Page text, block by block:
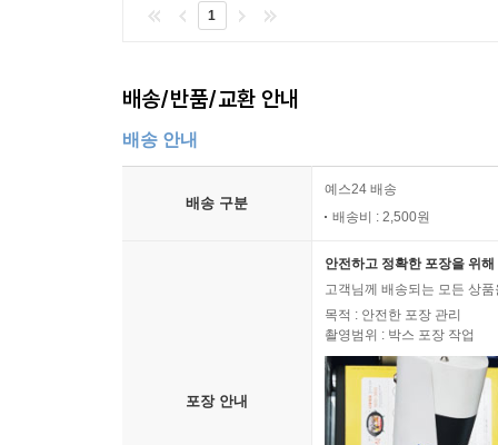
1
배송/반품/교환 안내
배송 안내
배송 구분
예스24 배송
배송비 : 2,500원
포장 안내
안전하고 정확한 포장을 위
고객님께 배송되는 모든 상
목적 : 안전한 포장 관리
촬영범위 : 박스 포장 작업